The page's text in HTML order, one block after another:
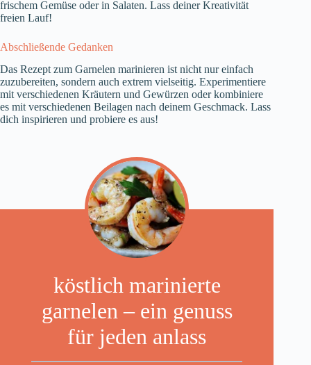
frischem Gemüse oder in Salaten. Lass deiner Kreativität
freien Lauf!
Abschließende Gedanken
Das Rezept zum Garnelen marinieren ist nicht nur einfach
zuzubereiten, sondern auch extrem vielseitig. Experimentiere
mit verschiedenen Kräutern und Gewürzen oder kombiniere
es mit verschiedenen Beilagen nach deinem Geschmack. Lass
dich inspirieren und probiere es aus!
köstlich marinierte
garnelen – ein genuss
für jeden anlass